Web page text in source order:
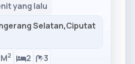
yang lalu
Selatan,Ciputat
2 2 3